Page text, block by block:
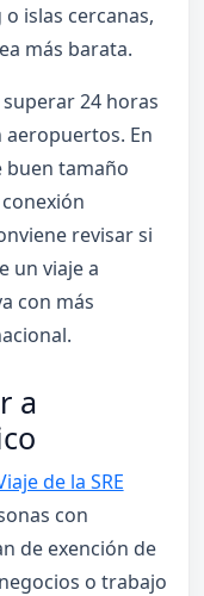
o islas cercanas,
más barata.
24 horas
aeropuertos. En
buen tamaño
revisar si
un viaje a
con más
a
de la SRE
con
de exención de
o trabajo